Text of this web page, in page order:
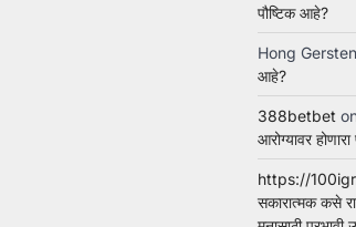
पौष्टिक आहे?
Hong Gersten
आहे?
388betbet
आरोग्यावर
https://
सकारात्मक कसे